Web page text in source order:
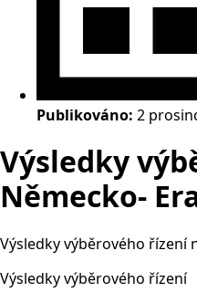
Publikováno: 2
Výsledky
Německo-
Výsledky výběrového řízení
Výsledky výběrového řízení